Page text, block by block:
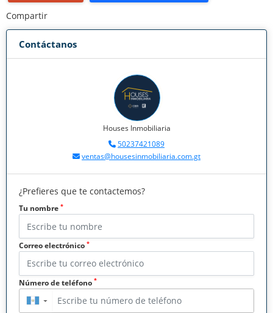
Compartir
Contáctanos
Houses Inmobiliaria
50237421089
ventas@housesinmobiliaria.com.gt
¿Prefieres que te contactemos?
Tu nombre *
Correo electrónico *
Número de teléfono *
▼